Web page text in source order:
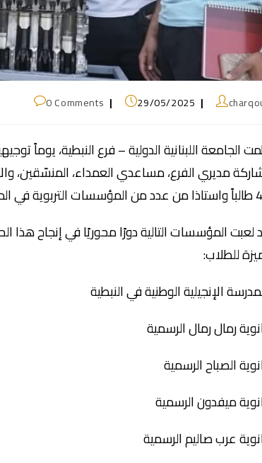
29/05/2025
0 Comments
الجامعة اللبنانية الدولية – فرع النبطية، يوماً
مديري الفرع، مساعدي العمداء، المنسّقين،
المنطقة.
لعبت المؤسسات التالية دورًا محوريًا في إنجاح
للطلاب:
الإنجيلية الوطنية في النبطية
رمال رمال الرسمية
الصباح الرسمية
ميفدون الرسمية
عرب صاليم الرسمية